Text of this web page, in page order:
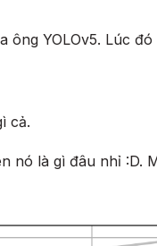
ông YOLOv5. Lúc
cả.
nó là gì đâu nhỉ :D.